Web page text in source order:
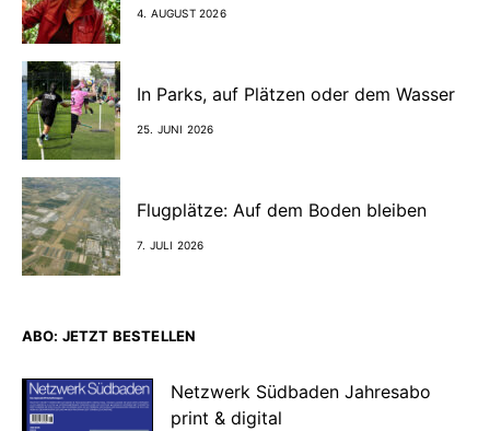
4. AUGUST 2026
In Parks, auf Plätzen oder dem Wasser
25. JUNI 2026
Flugplätze: Auf dem Boden bleiben
7. JULI 2026
ABO: JETZT BESTELLEN
Netzwerk Südbaden Jahresabo
print & digital